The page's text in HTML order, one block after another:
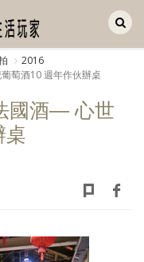
2016
萄酒10 週年作伙辦桌
國酒— 心世
桌